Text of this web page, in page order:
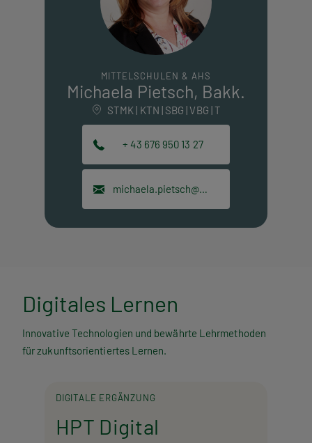
MITTELSCHULEN & AHS
Michaela Pietsch, Bakk.
STMK | KTN | SBG | VBG | T
+ 43 676 950 13 27
Digitales Lernen
Innovative Technologien und bewährte Lehrmethoden
für zukunftsorientiertes Lernen.
DIGITALE ERGÄNZUNG
HPT Digital